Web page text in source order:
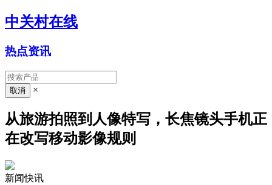
中关村在线
热点资讯
×
从旅游拍照到人像特写，长焦镜头手机正
在改写移动影像规则
新闻快讯